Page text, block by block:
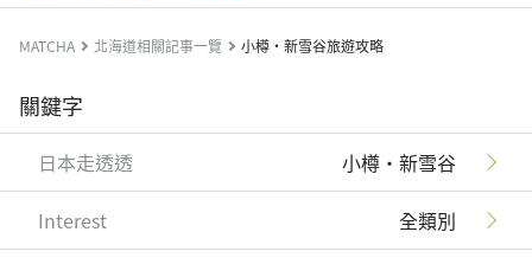
MATCHA 北海道相關記事一覽 小樽・新雪谷旅遊攻略
關鍵字
日本走透透 小樽・新雪谷
Interest 全類別